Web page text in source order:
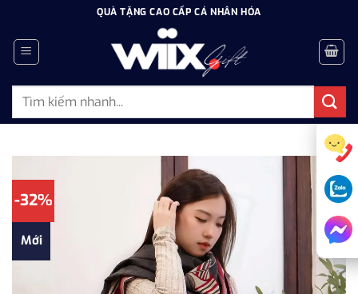
dung
QUÀ TẶNG CAO CẤP CÁ NHÂN HÓA
Tìm
-32%
Mới